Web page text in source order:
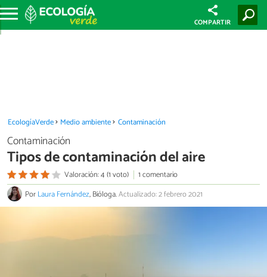
COMPARTIR
EcologíaVerde Medio ambiente Contaminación
Contaminación
Tipos de contaminación del aire
Valoración: 4 (1 voto)
1 comentario
PorLaura Fernández, Bióloga.Actualizado: 2 febrero 2021